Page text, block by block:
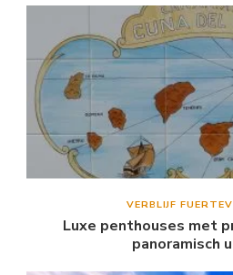
VERBLIJF
Luxe penthouses met
panoramisch